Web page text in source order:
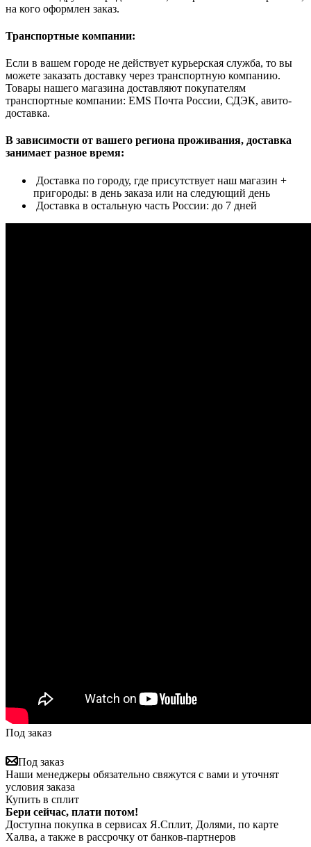
на кого оформлен заказ.
Транспортные компании:
Если в вашем городе не действует курьерская служба, то вы
можете заказать доставку через транспортную компанию.
Товары нашего магазина доставляют покупателям
транспортные компании: EMS Почта России, СДЭК, авито-
доставка.
В зависимости от вашего региона проживания, доставка
занимает разное время:
Доставка по городу, где присутствует наш магазин +
пригороды: в день заказа или на следующий день
Доставка в остальную часть России: до 7 дней
Под заказ
Под заказ
Наши менеджеры обязательно свяжутся с вами и уточнят
условия заказа
Купить в сплит
Бери сейчас, плати потом!
Доступна покупка в сервисах Я.Сплит, Долями, по карте
Халва, а также в рассрочку от банков-партнеров